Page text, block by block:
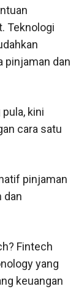
Teknologi
pinjaman dan
kini
cara satu
pinjaman
dan
Fintech
yang
keuangan